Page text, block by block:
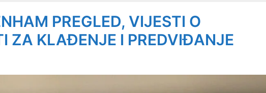
PREGLED, VIJESTI O
ZA KLAĐENJE I PREDVIĐANJE